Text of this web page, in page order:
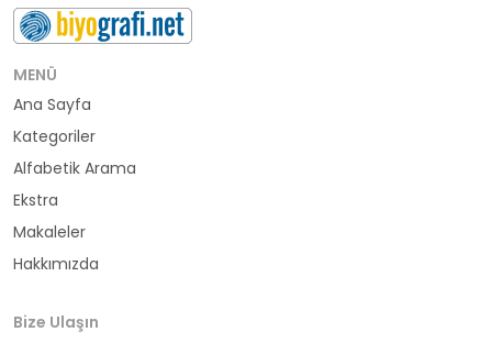
buluş
bürokrat
büyükelçi
cumhurbaşkanı
din adamı
doktor
MENÜ
Ana Sayfa
Kategoriler
Alfabetik Arama
Ekstra
Makaleler
Hakkımızda
Bize Ulaşın